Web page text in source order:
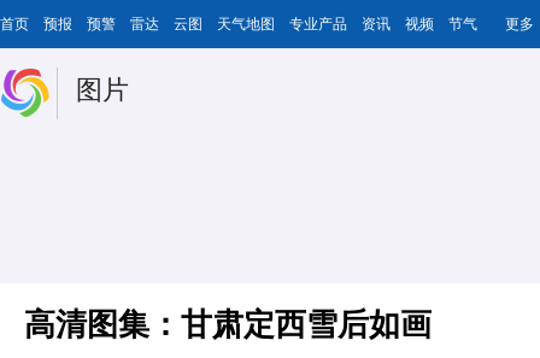
首页 预报 预警 雷达 云图 天气地图 专业产品 资讯 视频 节气 更多
图片
高清图集：甘肃定西雪后如画